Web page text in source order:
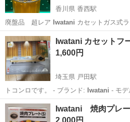
香川県 香西駅
廃盤品 超レア Iwatani
香川 高松市 その他
Iwatani カセットフ
1,600円
埼玉県 戸田駅
トコンロです。 - ブランド: Iwatani - モ
埼玉 戸田市 戸田駅 キッチン家
Iwatani 焼肉プレ